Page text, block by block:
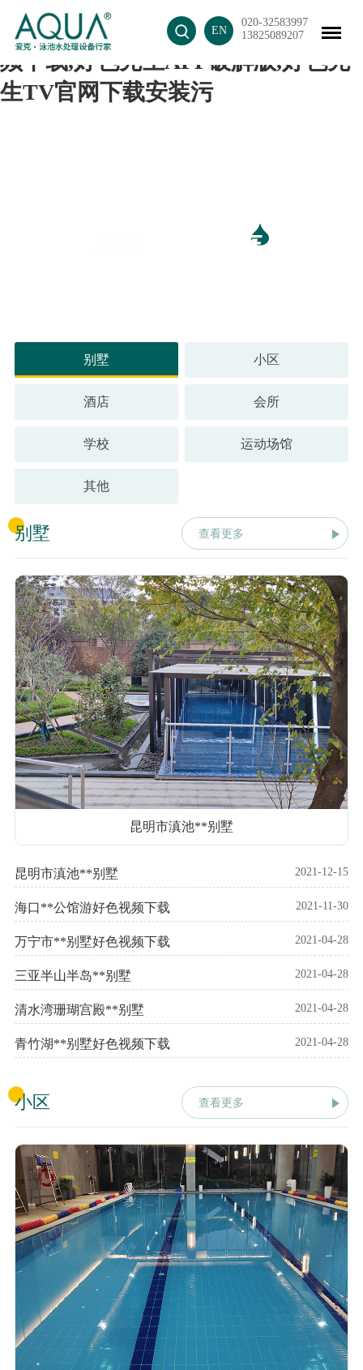
好色先生APP最新下载入口,好色视
频下载,好色先生APP破解版,好色先
生TV官网下载安装污
EN
020-32583997
13825089207
别墅 小区
酒店 会所
学校 运动场馆
其他
别墅 查看更多
昆明市滇池**别墅
昆明市滇池**别墅 2021-12-15
海口**公馆游好色视频下载 2021-11-30
万宁市**别墅好色视频下载 2021-04-28
三亚半山半岛**别墅 2021-04-28
清水湾珊瑚宫殿**别墅 2021-04-28
青竹湖**别墅好色视频下载 2021-04-28
小区 查看更多